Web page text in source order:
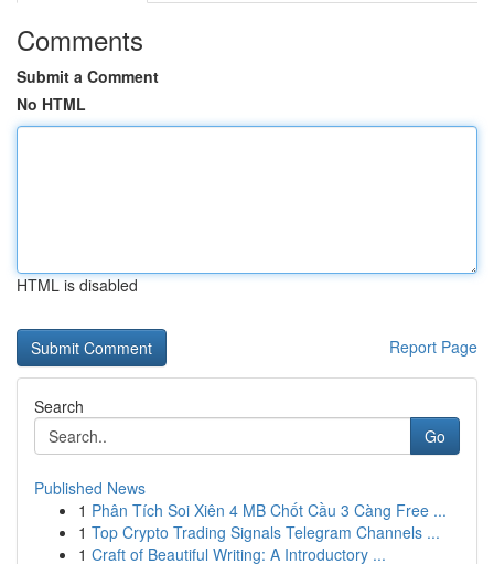
Comments
Submit a Comment
No HTML
HTML is disabled
Report Page
Search
Go
Published News
1 Phân Tích Soi Xiên 4 MB Chốt Cầu 3 Càng Free ...
1 Top Crypto Trading Signals Telegram Channels ...
1 Craft of Beautiful Writing: A Introductory ...